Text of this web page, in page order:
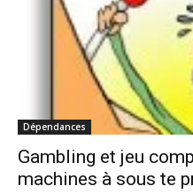
Dépendances
Gambling et jeu
machines à sous te